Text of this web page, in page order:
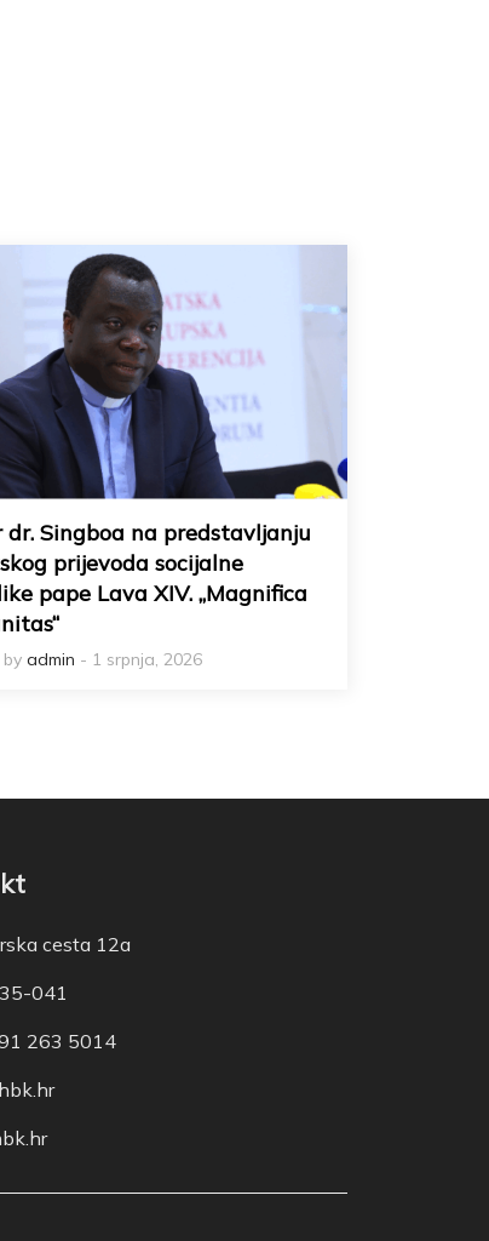
dr. Singboa na predstavljanju
prijevoda socijalne
pape Lava XIV. „Magnifica
admin - 1 srpnja, 2026
cesta 12a
041
263 5014